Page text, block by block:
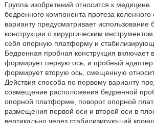
Группа изобретений относится к
бедренного компонента протеза коленного
варианту предусматривает использование
конструкции с хирургическим
себя опорную платформу и
Бедренная пробная конструкция включает
формирует первую ось, и пробный
формирует вторую ось, смещенную
Действия способа по первому варианту
совмещение расположения бедренной
опорной платформе, поворот опорной
размещения первой оси и второй оси в
вертикально через стабилизирующий